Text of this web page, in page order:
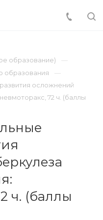
образование)
образования
осложнений
72 ч. (баллы
ч. (баллы